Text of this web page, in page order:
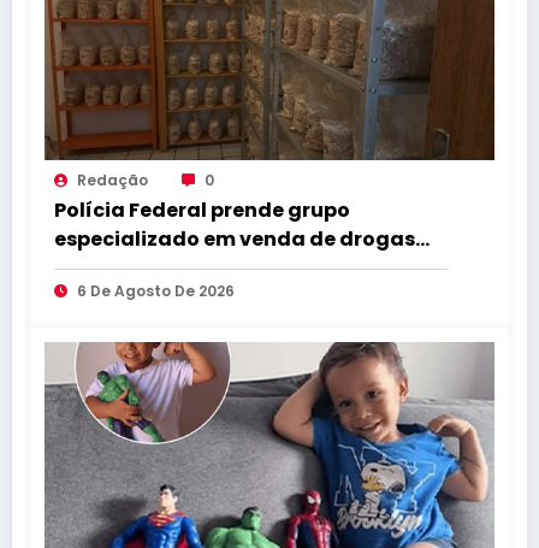
Redação 0
Polícia Federal prende grupo
especializado em venda de drogas
pelas redes sociais na Paraíba
6 De Agosto De 2026